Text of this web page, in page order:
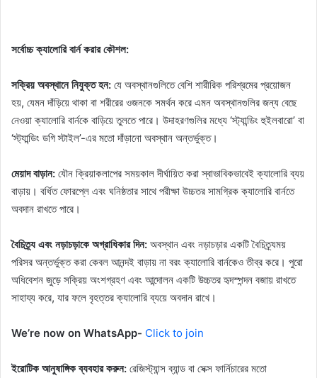
সর্বোচ্চ ক্যালোরি বার্ন করার কৌশল:
সক্রিয় অবস্থানে নিযুক্ত হন: যে অবস্থানগুলিতে বেশি শারীরিক পরিশ্রমের প্রয়োজন
হয়, যেমন দাঁড়িয়ে থাকা বা শরীরের ওজনকে সমর্থন করে এমন অবস্থানগুলির জন্য বেছে
নেওয়া ক্যালোরি বার্নকে বাড়িয়ে তুলতে পারে। উদাহরণগুলির মধ্যে ‘স্ট্যান্ডিং হুইলবারো’ বা
‘স্ট্যান্ডিং ডগি স্টাইল’-এর মতো দাঁড়ানো অবস্থান অন্তর্ভুক্ত।
মেয়াদ বাড়ান: যৌন ক্রিয়াকলাপের সময়কাল দীর্ঘায়িত করা স্বাভাবিকভাবেই ক্যালোরি ব্যয়
বাড়ায়। বর্ধিত ফোরপ্লে এবং ঘনিষ্ঠতার সাথে পরীক্ষা উচ্চতর সামগ্রিক ক্যালোরি বার্নতে
অবদান রাখতে পারে।
বৈচিত্র্য এবং নড়াচড়াকে অগ্রাধিকার দিন: অবস্থান এবং নড়াচড়ার একটি বৈচিত্র্যময়
পরিসর অন্তর্ভুক্ত করা কেবল আনন্দই বাড়ায় না বরং ক্যালোরি বার্নকেও তীব্র করে। পুরো
অধিবেশন জুড়ে সক্রিয় অংশগ্রহণ এবং আন্দোলন একটি উচ্চতর হৃদস্পন্দন বজায় রাখতে
সাহায্য করে, যার ফলে বৃহত্তর ক্যালোরি ব্যয়ে অবদান রাখে।
We’re now on WhatsApp- Click to join
ইরোটিক আনুষাঙ্গিক ব্যবহার করুন: রেজিস্ট্যান্স ব্যান্ড বা সেক্স ফার্নিচারের মতো